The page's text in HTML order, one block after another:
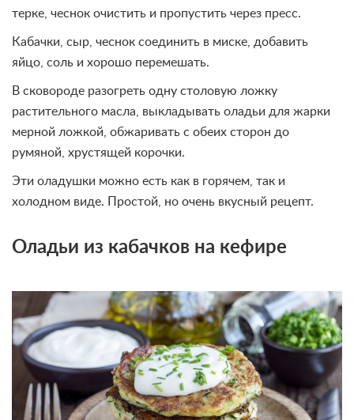
терке, чеснок очистить и пропустить через пресс.
Кабачки, сыр, чеснок соединить в миске, добавить
яйцо, соль и хорошо перемешать.
В сковороде разогреть одну столовую ложку
растительного масла, выкладывать оладьи для жарки
мерной ложкой, обжаривать с обеих сторон до
румяной, хрустящей корочки.
Эти оладушки можно есть как в горячем, так и
холодном виде. Простой, но очень вкусный рецепт.
Оладьи из кабачков на кефире